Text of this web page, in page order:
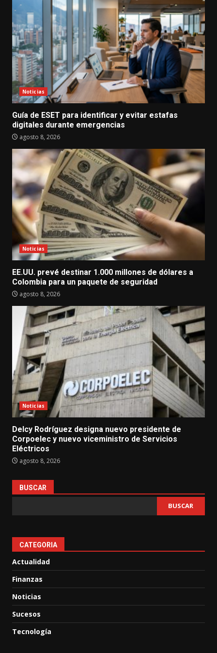
Noticias
Guía de ESET para identificar y evitar estafas
digitales durante emergencias
agosto 8, 2026
Noticias
EE.UU. prevé destinar 1.000 millones de dólares a
Colombia para un paquete de seguridad
agosto 8, 2026
Noticias
Delcy Rodríguez designa nuevo presidente de
Corpoelec y nuevo viceministro de Servicios
Eléctricos
agosto 8, 2026
BUSCAR
BUSCAR
CATEGORIA
Actualidad
Finanzas
Noticias
Sucesos
Tecnología